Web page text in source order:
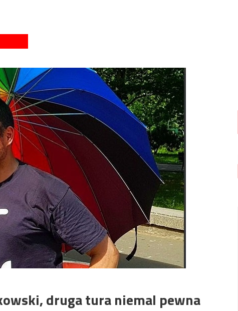
druga tura niemal pewna